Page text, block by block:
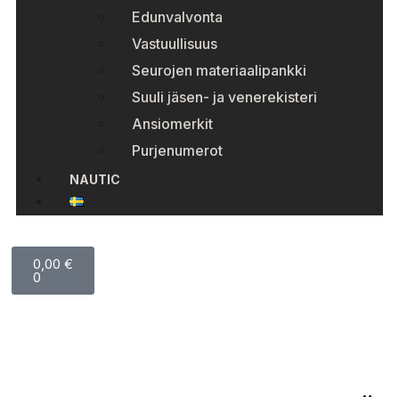
Edunvalvonta
Vastuullisuus
Seurojen materiaalipankki
Suuli jäsen- ja venerekisteri
Ansiomerkit
Purjenumerot
NAUTIC
0,00 €
0